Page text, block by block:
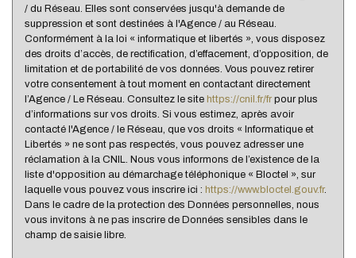
Taxe foncière
Habitants de moins de 25 ans
28,90 %
Habitants de 25 à 55 ans
36,29 %
Habitants de plus de 55 ans
34,81 %
Nombre d'enfants par famille
Familles sans enfant
47,25 %
Familles avec 1 ou 2 enfants
Maisons
26,02 %
Appartements
73,98 %
/ du Réseau. Elles sont conservées jusqu'à demande de
suppression et sont destinées à l'Agence / au Réseau.
Conformément à la loi « informatique et libertés », vous disposez
des droits d’accès, de rectification, d’effacement, d’opposition, de
limitation et de portabilité de vos données. Vous pouvez retirer
votre consentement à tout moment en contactant directement
l’Agence / Le Réseau. Consultez le site https://cnil.fr/fr pour plus
d’informations sur vos droits. Si vous estimez, après avoir
contacté l'Agence / le Réseau, que vos droits « Informatique et
Libertés » ne sont pas respectés, vous pouvez adresser une
réclamation à la CNIL. Nous vous informons de l’existence de la
liste d'opposition au démarchage téléphonique « Bloctel », sur
laquelle vous pouvez vous inscrire ici : https://www.bloctel.gouv.fr.
Dans le cadre de la protection des Données personnelles, nous
vous invitons à ne pas inscrire de Données sensibles dans le
champ de saisie libre.